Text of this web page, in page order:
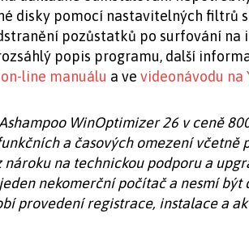
disky pomocí nastavitelných filtrů
pozůstatků po surfování na
popis programu, další
on-line manuálu a ve videonávodu na
WinOptimizer 26 v ceně
a časových omezení včetně
na technickou podporu a
nekomerční počítač a nesmí být
provedení registrace, instalace a